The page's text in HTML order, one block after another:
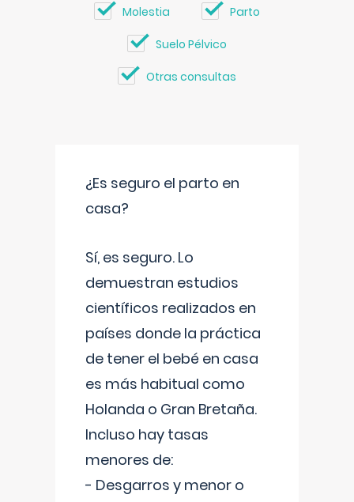
Molestia Parto
Suelo Pélvico
Otras consultas
¿Es seguro el parto en
casa?
Sí, es seguro. Lo
demuestran estudios
científicos realizados en
países donde la práctica
de tener el bebé en casa
es más habitual como
Holanda o Gran Bretaña.
Incluso hay tasas
menores de:
- Desgarros y menor o